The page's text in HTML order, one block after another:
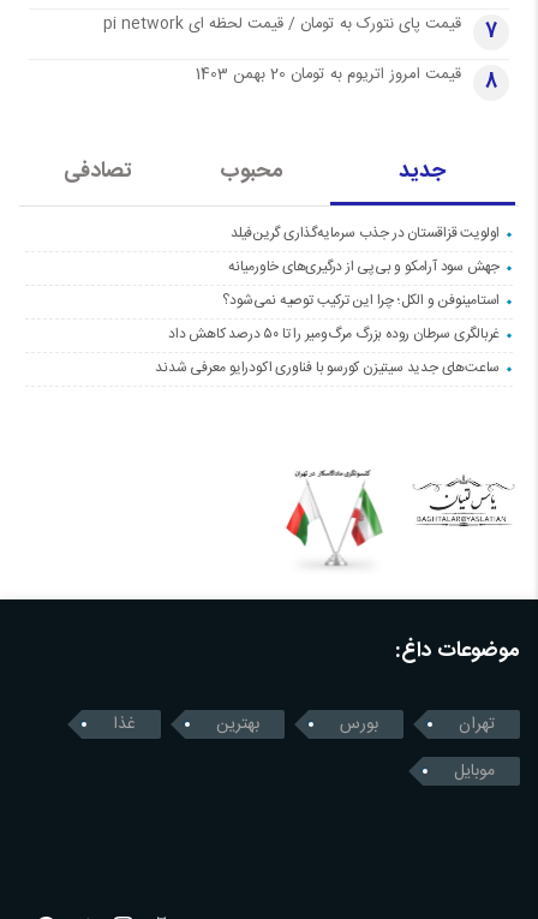
7 قیمت پای نتورک به تومان / قیمت لحظه ای pi network
8 قیمت امروز اتریوم به تومان 20 بهمن 1403
جدید محبوب تصادفی
اولویت قزاقستان در جذب سرمایه‌گذاری گرین‌فیلد
جهش سود آرامکو و بی‌پی از درگیری‌های خاورمیانه
استامینوفن و الکل؛ چرا این ترکیب توصیه نمی‌شود؟
غربالگری سرطان روده بزرگ مرگ‌ومیر را تا ۵۰ درصد کاهش داد
ساعت‌های جدید سیتیزن کورسو با فناوری اکودرایو معرفی شدند
موضوعات داغ:
تهران بورس بهترین
غذا
موبایل